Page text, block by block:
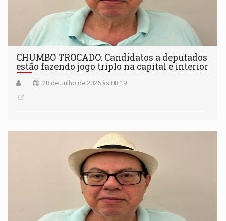
CHUMBO TROCADO: Candidatos a deputados
estão fazendo jogo triplo na capital e interior
28 de Julho de 2026 às 08:19